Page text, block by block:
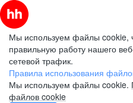
Мы используем файлы cookie,
правильную работу нашего
сетевой трафик.
Правила использования
Мы используем файлы cookie.
файлов cookie